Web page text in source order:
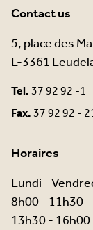
Contact us
5, place des
L-3361
Tel.37 92 92 -1
Fax.37 92 92 -
Horaires
Lundi -
8h00 - 11h30
13h30 - 16h00